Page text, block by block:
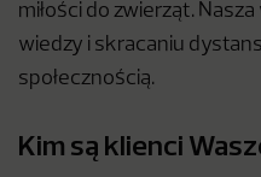
miłości do zwierząt.
wiedzy i skracaniu
społecznością.
Kim są klienci